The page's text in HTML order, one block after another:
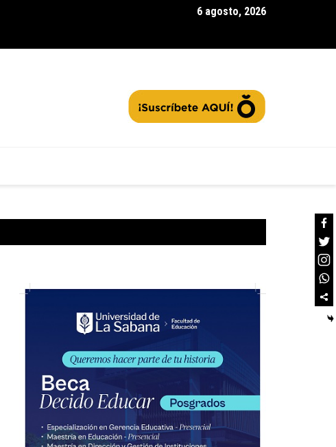
Cierra la segunda convocatoria de |Agua Vida Rural| con 97
6 agosto, 2026